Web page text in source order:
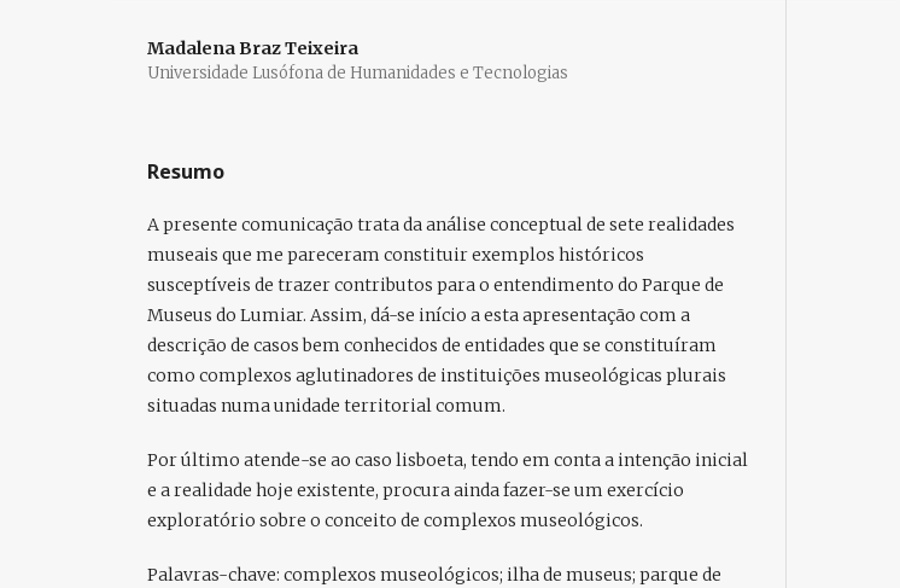
Madalena Braz Teixeira
Universidade Lusófona de Humanidades e Tecnologias
Resumo
A presente comunicação trata da análise conceptual de sete realidades
museais que me pareceram constituir exemplos históricos
susceptíveis de trazer contributos para o entendimento do Parque de
Museus do Lumiar. Assim, dá-se início a esta apresentação com a
descrição de casos bem conhecidos de entidades que se constituíram
como complexos aglutinadores de instituições museológicas plurais
situadas numa unidade territorial comum.
Por último atende-se ao caso lisboeta, tendo em conta a intenção inicial
e a realidade hoje existente, procura ainda fazer-se um exercício
exploratório sobre o conceito de complexos museológicos.
Palavras-chave: complexos museológicos; ilha de museus; parque de